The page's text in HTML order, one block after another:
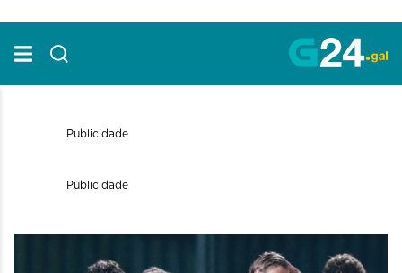
Publicidade
Publicidade